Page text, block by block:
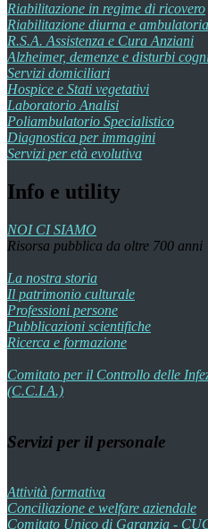
Riabilitazione in regime di ricovero
Riabilitazione diurna e
R.S.A. Assistenza e Cura Anziani
Alzheimer, demenze e disturbi
Servizi domiciliari
Hospice e Stati vegetativi
Laboratorio Analisi
Poliambulatorio Specialistico
Diagnostica per immagini
Servizi per età evolutiva
Info e utility
NOI CI SIAMO
Risorsa pubblica da oltre 700 anni
La nostra storia
Il patrimonio culturale
Professioni persone
Pubblicazioni scientifiche
Ricerca e formazione
Comitato per il Controllo delle
(C.C.I.A.)
Servizi per il personale
Attività formativa
Conciliazione e welfare aziendale
Comitato Unico di Garanzia -